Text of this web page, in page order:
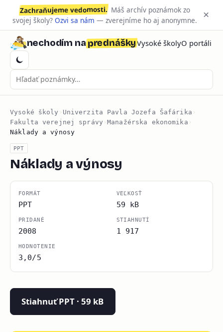
Zachraňujeme vedomosti. Máš archív poznámok zo
svojej školy? Ozvi sa nám — zverejníme ho aj anonymne. ×
nechodím naprednáškyVysoké školyO portáli
Vysoké školy › Univerzita Pavla Jozefa Šafárika ›
Fakulta verejnej správy ›Manažérska ekonomika ›
Náklady a výnosy
PPT
Náklady a výnosy
FORMÁT
PPT
VEĽKOSŤ
59 kB
PRIDANÉ
2008
STIAHNUTÍ
1 917
HODNOTENIE
3,0/5
Stiahnuť PPT · 59 kB